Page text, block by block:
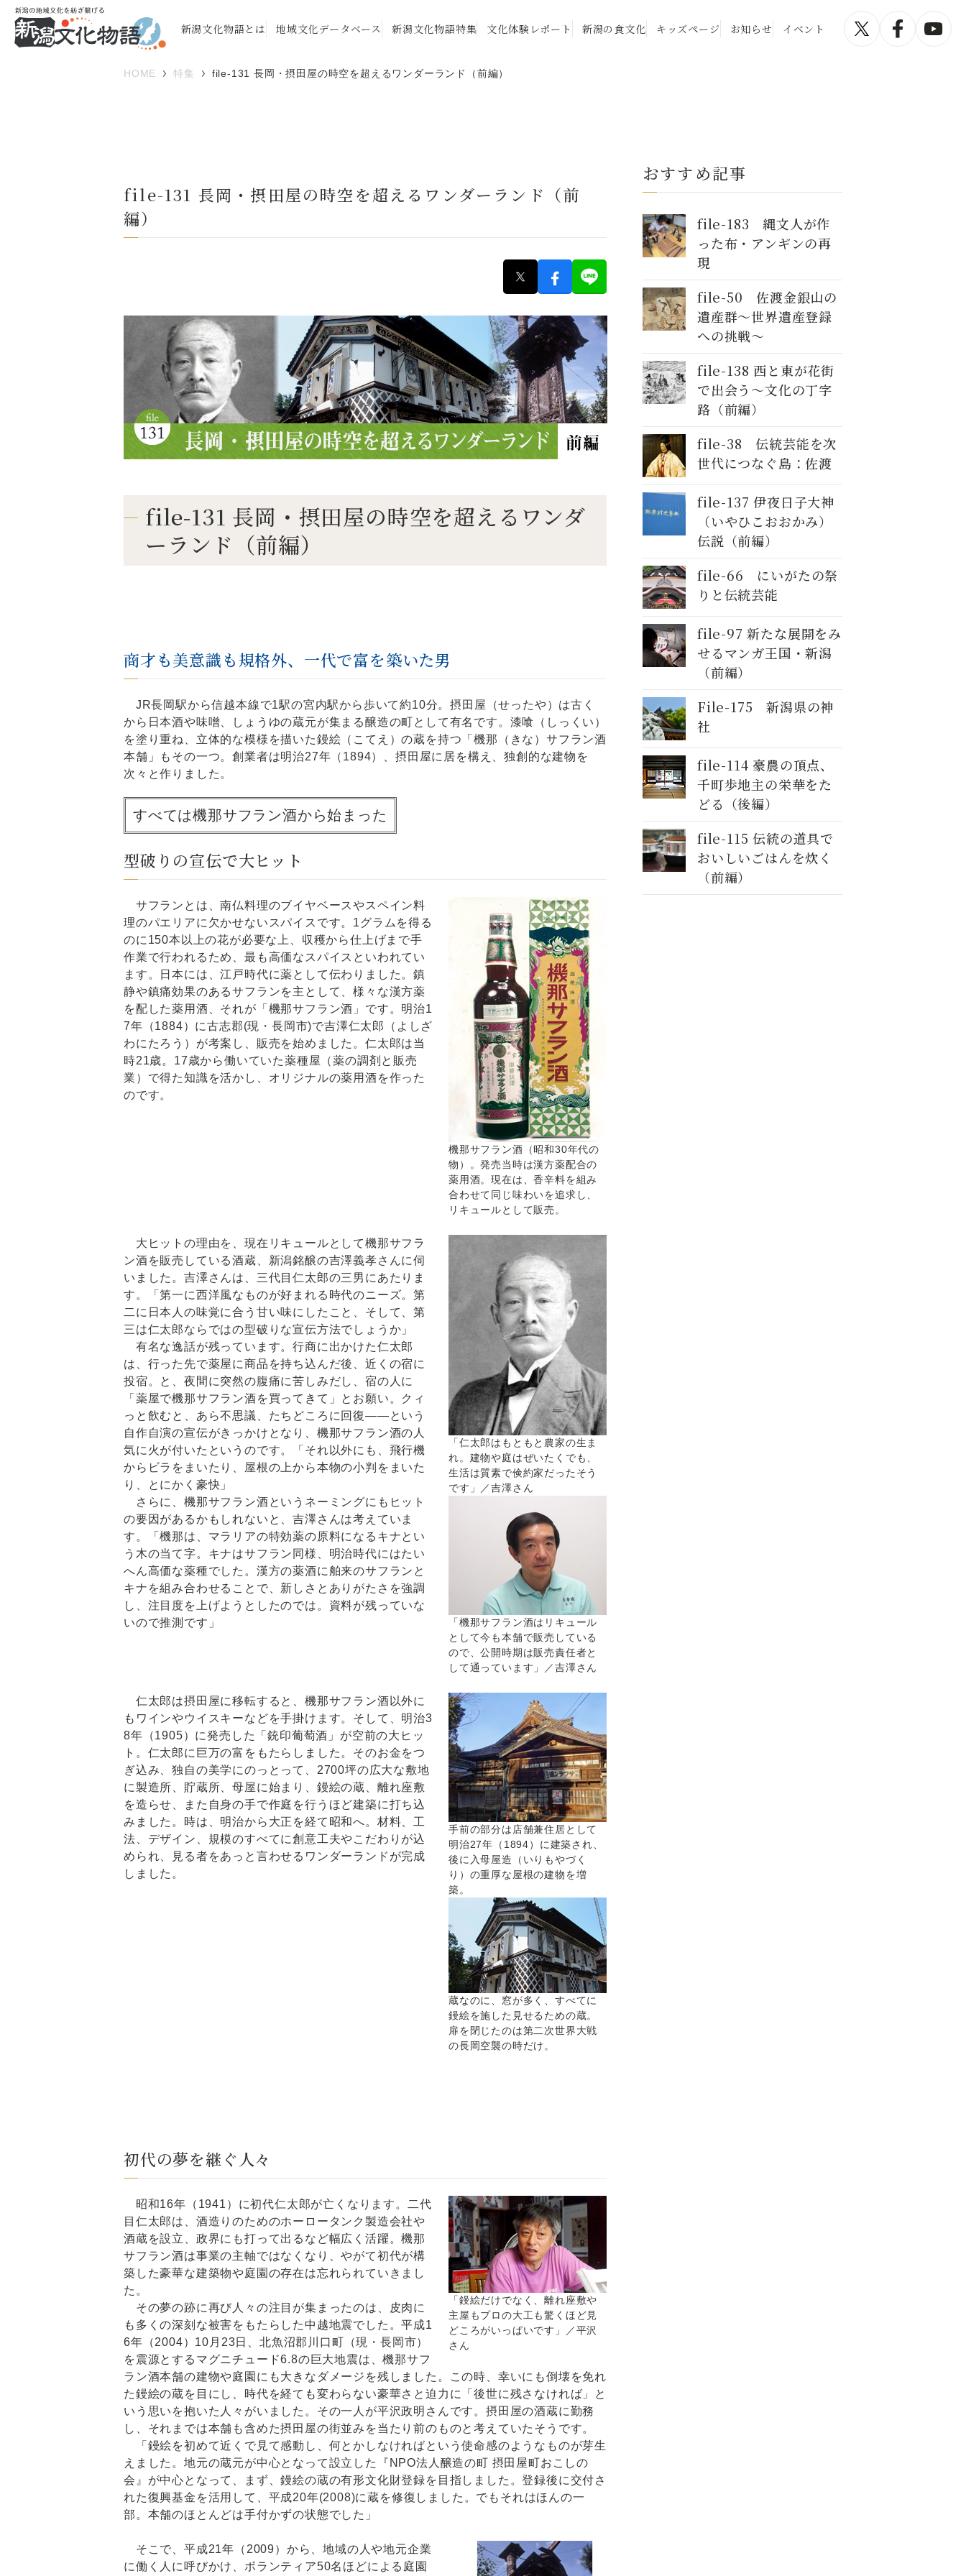
新潟文化物語とは 地域文化データベース 新潟文化物語特集 文化体験レポート 新潟の食文化 キッズページ お知らせ イベント
HOME 特集 file-131 長岡・摂田屋の時空を超えるワンダーランド（前編）
file-131 長岡・摂田屋の時空を超えるワンダーランド（前
編）
file-131 長岡・摂田屋の時空を超えるワンダ
ーランド（前編）
商才も美意識も規格外、一代で富を築いた男
JR長岡駅から信越本線で1駅の宮内駅から歩いて約10分。摂田屋（せったや）は古く
から日本酒や味噌、しょうゆの蔵元が集まる醸造の町として有名です。漆喰（しっくい）
を塗り重ね、立体的な模様を描いた鏝絵（こてえ）の蔵を持つ「機那（きな）サフラン酒
本舗」もその一つ。創業者は明治27年（1894）、摂田屋に居を構え、独創的な建物を
次々と作りました。
すべては機那サフラン酒から始まった
型破りの宣伝で大ヒット
機那サフラン酒（昭和30年代の
物）。発売当時は漢方薬配合の
薬用酒。現在は、香辛料を組み
合わせて同じ味わいを追求し、
リキュールとして販売。
サフランとは、南仏料理のブイヤベースやスペイン料
理のパエリアに欠かせないスパイスです。1グラムを得る
のに150本以上の花が必要な上、収穫から仕上げまで手
作業で行われるため、最も高価なスパイスといわれてい
ます。日本には、江戸時代に薬として伝わりました。鎮
静や鎮痛効果のあるサフランを主として、様々な漢方薬
を配した薬用酒、それが「機那サフラン酒」です。明治1
7年（1884）に古志郡(現・長岡市)で吉澤仁太郎（よしざ
わにたろう）が考案し、販売を始めました。仁太郎は当
時21歳。17歳から働いていた薬種屋（薬の調剤と販売
業）で得た知識を活かし、オリジナルの薬用酒を作った
のです。
「仁太郎はもともと農家の生ま
れ。建物や庭はぜいたくでも、
生活は質素で倹約家だったそう
です」／吉澤さん
「機那サフラン酒はリキュール
として今も本舗で販売している
ので、公開時期は販売責任者と
して通っています」／吉澤さん
大ヒットの理由を、現在リキュールとして機那サフラ
ン酒を販売している酒蔵、新潟銘醸の吉澤義孝さんに伺
いました。吉澤さんは、三代目仁太郎の三男にあたりま
す。「第一に西洋風なものが好まれる時代のニーズ。第
二に日本人の味覚に合う甘い味にしたこと、そして、第
三は仁太郎ならではの型破りな宣伝方法でしょうか」
有名な逸話が残っています。行商に出かけた仁太郎
は、行った先で薬屋に商品を持ち込んだ後、近くの宿に
投宿。と、夜間に突然の腹痛に苦しみだし、宿の人に
「薬屋で機那サフラン酒を買ってきて」とお願い。クィ
っと飲むと、あら不思議、たちどころに回復――という
自作自演の宣伝がきっかけとなり、機那サフラン酒の人
気に火が付いたというのです。「それ以外にも、飛行機
からビラをまいたり、屋根の上から本物の小判をまいた
り、とにかく豪快」
さらに、機那サフラン酒というネーミングにもヒット
の要因があるかもしれないと、吉澤さんは考えていま
す。「機那は、マラリアの特効薬の原料になるキナとい
う木の当て字。キナはサフラン同様、明治時代にはたい
へん高価な薬種でした。漢方の薬酒に舶来のサフランと
キナを組み合わせることで、新しさとありがたさを強調
し、注目度を上げようとしたのでは。資料が残っていな
いので推測です」
手前の部分は店舗兼住居として
明治27年（1894）に建築され、
後に入母屋造（いりもやづく
り）の重厚な屋根の建物を増
築。
蔵なのに、窓が多く、すべてに
鏝絵を施した見せるための蔵。
扉を閉じたのは第二次世界大戦
の長岡空襲の時だけ。
仁太郎は摂田屋に移転すると、機那サフラン酒以外に
もワインやウイスキーなどを手掛けます。そして、明治3
8年（1905）に発売した「銃印葡萄酒」が空前の大ヒッ
ト。仁太郎に巨万の富をもたらしました。そのお金をつ
ぎ込み、独自の美学にのっとって、2700坪の広大な敷地
に製造所、貯蔵所、母屋に始まり、鏝絵の蔵、離れ座敷
を造らせ、また自身の手で作庭を行うほど建築に打ち込
みました。時は、明治から大正を経て昭和へ。材料、工
法、デザイン、規模のすべてに創意工夫やこだわりが込
められ、見る者をあっと言わせるワンダーランドが完成
しました。
初代の夢を継ぐ人々
「鏝絵だけでなく、離れ座敷や
主屋もプロの大工も驚くほど見
どころがいっぱいです」／平沢
さん
昭和16年（1941）に初代仁太郎が亡くなります。二代
目仁太郎は、酒造りのためのホーロータンク製造会社や
酒蔵を設立、政界にも打って出るなど幅広く活躍。機那
サフラン酒は事業の主軸ではなくなり、やがて初代が構
築した豪華な建築物や庭園の存在は忘れられていきまし
た。
その夢の跡に再び人々の注目が集まったのは、皮肉に
も多くの深刻な被害をもたらした中越地震でした。平成1
6年（2004）10月23日、北魚沼郡川口町（現・長岡市）
を震源とするマグニチュード6.8の巨大地震は、機那サフ
ラン酒本舗の建物や庭園にも大きなダメージを残しました。この時、幸いにも倒壊を免れ
た鏝絵の蔵を目にし、時代を経ても変わらない豪華さと迫力に「後世に残さなければ」と
いう思いを抱いた人々がいました。その一人が平沢政明さんです。摂田屋の酒蔵に勤務
し、それまでは本舗も含めた摂田屋の街並みを当たり前のものと考えていたそうです。
「鏝絵を初めて近くで見て感動し、何とかしなければという使命感のようなものが芽生
えました。地元の蔵元が中心となって設立した『NPO法人醸造の町 摂田屋町おこしの
会』が中心となって、まず、鏝絵の蔵の有形文化財登録を目指しました。登録後に交付さ
れた復興基金を活用して、平成20年(2008)に蔵を修復しました。でもそれはほんの一
部。本舗のほとんどは手付かずの状態でした」
そこで、平成21年（2009）から、地域の人や地元企業
に働く人に呼びかけ、ボランティア50名ほどによる庭園
おすすめ記事
file-183 縄文人が作
った布・アンギンの再
現
file-50 佐渡金銀山の
遺産群～世界遺産登録
への挑戦～
file-138 西と東が花街
で出会う～文化の丁字
路（前編）
file-38 伝統芸能を次
世代につなぐ島：佐渡
file-137 伊夜日子大神
（いやひこおおかみ）
伝説（前編）
file-66 にいがたの祭
りと伝統芸能
file-97 新たな展開をみ
せるマンガ王国・新潟
（前編）
File-175 新潟県の神
社
file-114 豪農の頂点、
千町歩地主の栄華をた
どる（後編）
file-115 伝統の道具で
おいしいごはんを炊く
（前編）